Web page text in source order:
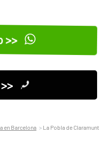
>>
en Barcelona La Pobla de Claramunt